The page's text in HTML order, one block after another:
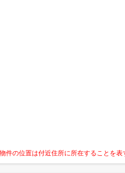
件の位置は付近住所に所在することを